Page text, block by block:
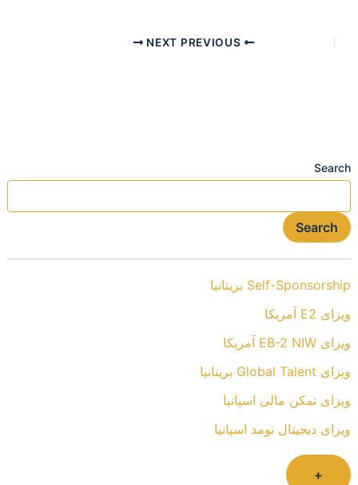
Search
Search
Self-Sponsorship بریتانیا
ویزای E2 آمریکا
ویزای EB-2 NIW آمریکا
ویزای Global Talent بریتانیا
ویزای تمکن مالی اسپانیا
ویزای دیجیتال نومد اسپانیا
+
NEXT